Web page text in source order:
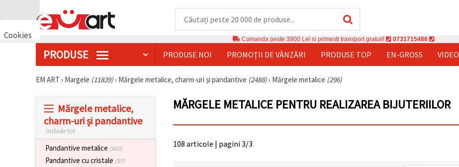
Cookies Comanda peste 3800 Lei si primesti transport gratuit! 0731715486
PRODUSE PRODUSE NOI PROMOȚII DE VÂNZĂRI PRODUSE TOP EN-GROSS VIDEO
EM ART › Margele (11839)› Mărgele metalice, charm-uri și pandantive (2488)› Mărgele metalice (296)
Mărgele metalice,
charm-uri și pandantive
Inchide tot
Pandantive metalice (663)
Pandantive cu cristale (97)
MĂRGELE METALICE PENTRU REALIZAREA BIJUTERIILOR
108 articole | pagini 3/3